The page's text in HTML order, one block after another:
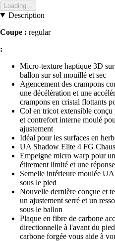
Loading...
Description
Coupe : regular
:
Micro-texture haptique 3D
ballon sur sol mouillé et sec
Agencement des crampons
une décélération et une
crampons en cristal flottants
Col en tricot extensible
et contrefort interne moulé
ajustement
Idéal pour les surfaces en
UA Shadow Elite 4 FG
Empeigne micro warp pour
étirement limité et une
Semelle intérieure moulée
sous le pied
Nouvelle dernière conçue et
un ajustement serré et un
sous le ballon
Plaque en fibre de carbone
directionnelle à l'avant du
carbone forgée vous aide à